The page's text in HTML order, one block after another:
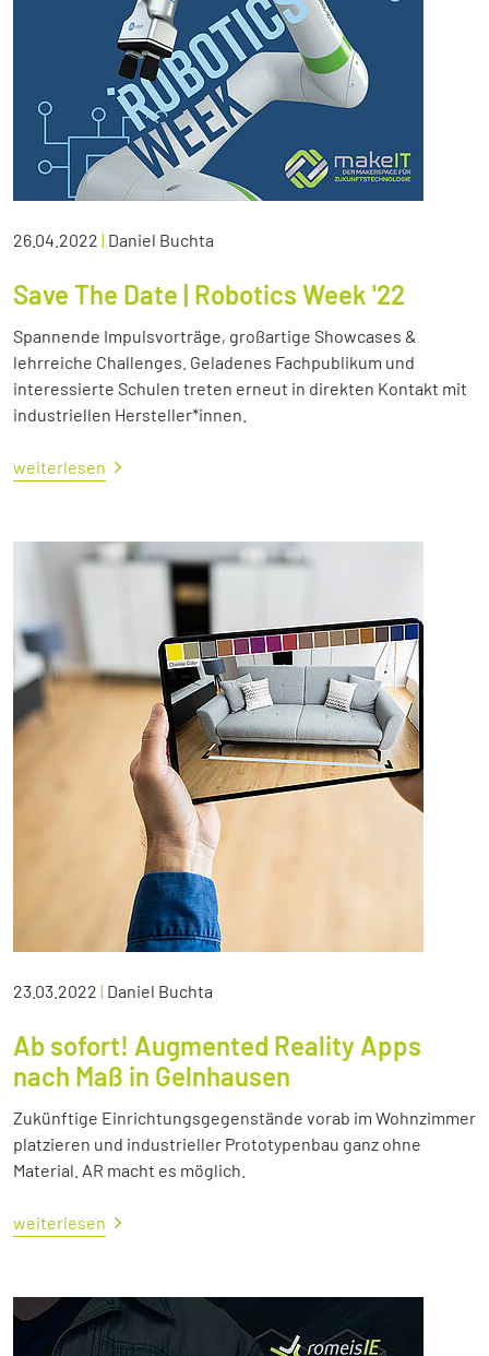
26.04.2022 | Daniel Buchta
Save The Date | Robotics Week '22
Spannende Impulsvorträge, großartige Showcases &
lehrreiche Challenges. Geladenes Fachpublikum und
interessierte Schulen treten erneut in direkten Kontakt mit
industriellen Hersteller*innen.
weiterlesen
23.03.2022 | Daniel Buchta
Ab sofort! Augmented Reality Apps
nach Maß in Gelnhausen
Zukünftige Einrichtungsgegenstände vorab im Wohnzimmer
platzieren und industrieller Prototypenbau ganz ohne
Material. AR macht es möglich.
weiterlesen